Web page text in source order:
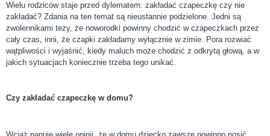
Wielu rodziców staje przed dylematem: zakładać czapeczkę czy nie
zakładać? Zdania na ten temat są nieustannie podzielone. Jedni są
zwolennikami tezy, że noworodki powinny chodzić w czapeczkach przez
cały czas, inni, że czapki zakładamy wyłącznie w zimie. Pora rozwiać
wątpliwości i wyjaśnić, kiedy maluch może chodzić z odkrytą głową, a w
jakich sytuacjach koniecznie trzeba tego unikać.
Czy zakładać czapeczkę w domu?